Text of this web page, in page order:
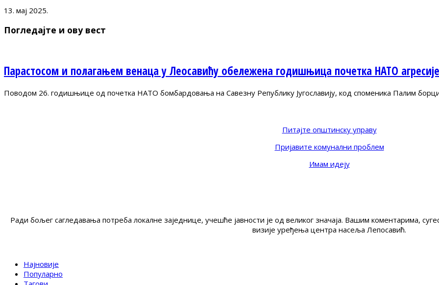
13. мај 2025.
Погледајте и ову вест
Парастосом и полагањем венаца у Леосавићу обележена годишњица почетка НАТО агресије
Поводом 26. годишњице од почетка НАТО бомбардовања на Савезну Републику Југославију, код споменика Палим
Питајте општинску управу
Пријавите комунални проблем
Имам идеју
Ради бољег сагледавања потреба локалне заједнице, учешће јавности је од великог значаја. Вашим коментарима,
визије уређења центра насеља Лепосавић.
Најновије
Популарно